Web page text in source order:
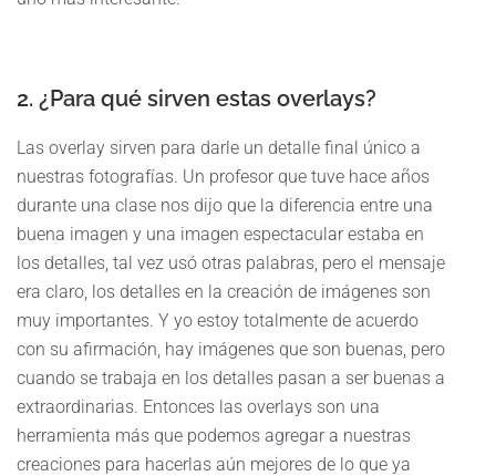
2. ¿Para qué sirven estas overlays?
Las overlay sirven para darle un detalle final único a
nuestras fotografías. Un profesor que tuve hace años
durante una clase nos dijo que la diferencia entre una
buena imagen y una imagen espectacular estaba en
los detalles, tal vez usó otras palabras, pero el mensaje
era claro, los detalles en la creación de imágenes son
muy importantes. Y yo estoy totalmente de acuerdo
con su afirmación, hay imágenes que son buenas, pero
cuando se trabaja en los detalles pasan a ser buenas a
extraordinarias. Entonces las overlays son una
herramienta más que podemos agregar a nuestras
creaciones para hacerlas aún mejores de lo que ya